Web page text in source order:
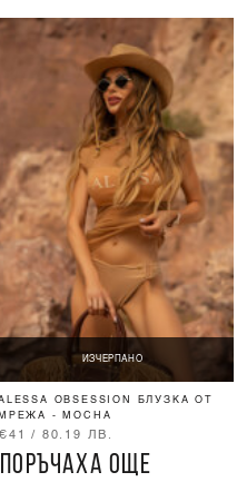
ИЗЧЕРПАНО
OBSESSION БЛУЗКА ОТ
МРЕЖА - MOCHA
/ 80.19 ЛВ.
ОЩЕ